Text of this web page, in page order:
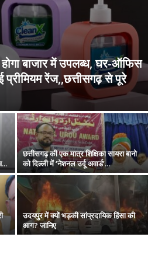
बाजार में उपलब्ध, घर-ऑफिस
रेंज,,छत्तीसगढ़ से पूरे
छत्तीसगढ़ की एक मात्र शिक्षिका सायरा बानो
को दिल्ली में ‘नेशनल उर्दू अवार्ड’...
उदयपुर में क्यों भड़की सांप्रदायिक हिंसा की
आग? जानिए